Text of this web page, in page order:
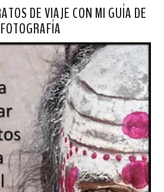
DE VIAJE CON MI GUÍA DE
FOTOGRAFÍA